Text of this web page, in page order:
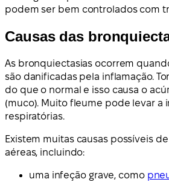
podem ser bem controlados com
Causas das
As bronquiectasias ocorrem
são danificadas pela inflamação.
do que o normal e isso causa o
(muco). Muito fleume pode levar a
respiratórias.
Existem muitas causas possíveis
aéreas, incluindo:
uma infeção grave, como